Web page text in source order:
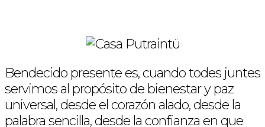
Bendecido presente es, cuando todes juntes
servimos al propósito de bienestar y paz
universal, desde el corazón alado, desde la
palabra sencilla, desde la confianza en que